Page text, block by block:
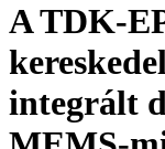
A TDK-
integrált